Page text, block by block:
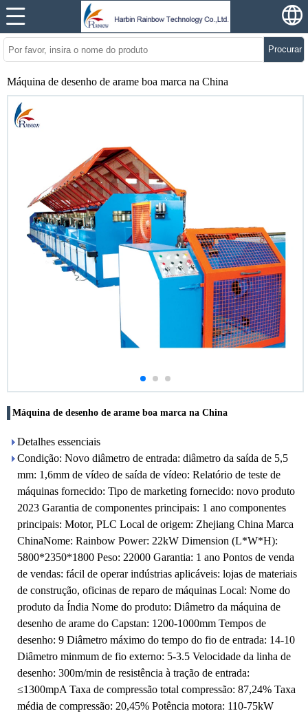
Procurar
Máquina de desenho de arame boa marca na China
Máquina de desenho de arame boa marca na China
Detalhes essenciais
Condição: Novo diâmetro de entrada: diâmetro da saída de 5,5
mm: 1,6mm de vídeo de saída de vídeo: Relatório de teste de
máquinas fornecido: Tipo de marketing fornecido: novo produto
2023 Garantia de componentes principais: 1 ano componentes
principais: Motor, PLC Local de origem: Zhejiang China Marca
ChinaNome: Rainbow Power: 22kW Dimension (L*W*H):
5800*2350*1800 Peso: 22000 Garantia: 1 ano Pontos de venda
de vendas: fácil de operar indústrias aplicáveis: lojas de materiais
de construção, oficinas de reparo de máquinas Local: Nome do
produto da Índia Nome do produto: Diâmetro da máquina de
desenho de arame do Capstan: 1200-1000mm Tempos de
desenho: 9 Diâmetro máximo do tempo do fio de entrada: 14-10
Diâmetro minmum de fio externo: 5-3.5 Velocidade da linha de
desenho: 300m/min de resistência à tração de entrada:
≤1300mpA Taxa de compressão total compressão: 87,24% Taxa
média de compressão: 20,45% Potência motora: 110-75kW